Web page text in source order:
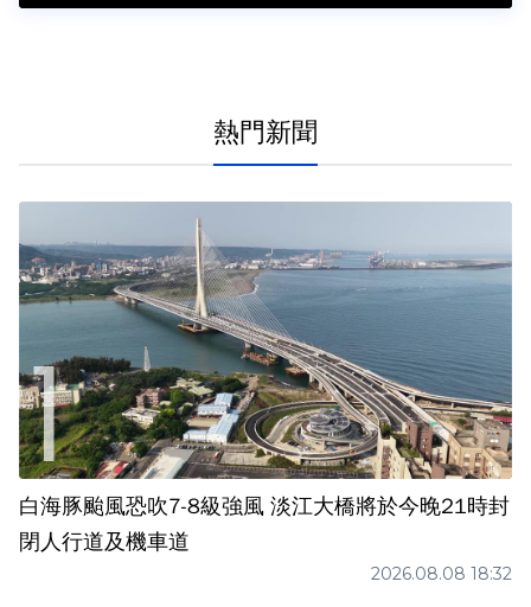
熱門新聞
白海豚颱風恐吹7-8級強風 淡江大橋將於今晚21時封
閉人行道及機車道
2026.08.08 18:32